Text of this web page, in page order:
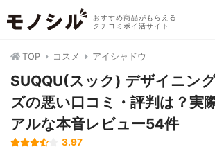
おすすめ商品がもらえる
クチコミポイ活サイト
TOP コスメ アイシャドウ
SUQQU(スック) デザイニン
ズの悪い口コミ・評判は？実
アルな本音レビュー54件
3.97